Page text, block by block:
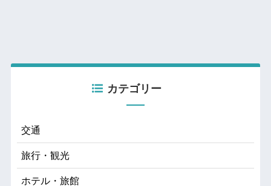
カテゴリー
交通
旅行・観光
ホテル・旅館